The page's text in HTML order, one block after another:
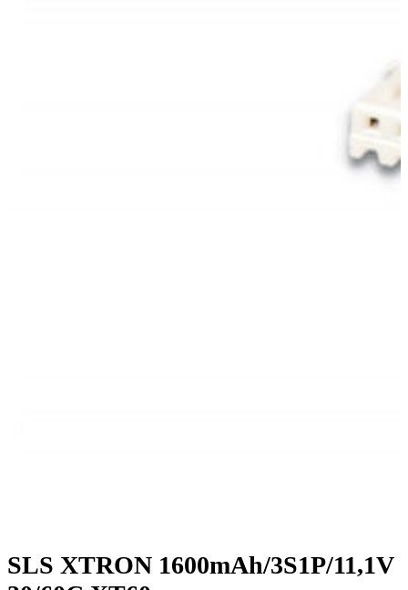
SLS XTRON 1600mAh/3S1P/11,1V